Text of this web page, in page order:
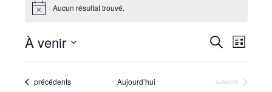
Notice Aucun résultat trouvé.
et
Recherche
de
vues
Liste
À venir
Sélectionnez
date.
Évènements
précédents Aujourd’hui Évènements
suivants